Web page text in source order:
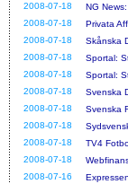
2008-07-18
NG
2008-07-18
Privata
2008-07-18
Skånska
2008-07-18
Sportal:
2008-07-18
Sportal:
2008-07-18
Svenska
2008-07-18
Svenska
2008-07-18
2008-07-18
TV4
2008-07-18
2008-07-16